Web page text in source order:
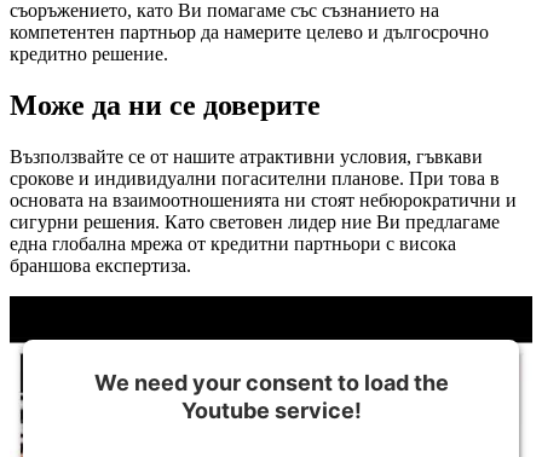
съоръжението, като Ви помагаме със съзнанието на
компетентен партньор да намерите целево и дългосрочно
кредитно решение.
Може да ни се доверите
Възползвайте се от нашите атрактивни условия, гъвкави
срокове и индивидуални погасителни планове. При това в
основата на взаимоотношенията ни стоят небюрократични и
сигурни решения. Като световен лидер ние Ви предлагаме
една глобална мрежа от кредитни партньори с висока
браншова експертиза.
We need your consent to load the
Youtube service!